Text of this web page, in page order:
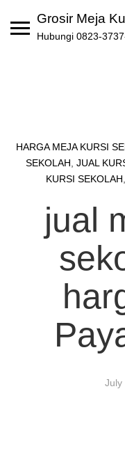
Grosir Meja
Hubungi 0823-
HARGA MEJA KURSI
SEKOLAH JUAL
KURSI SEKOLAH
jual
July